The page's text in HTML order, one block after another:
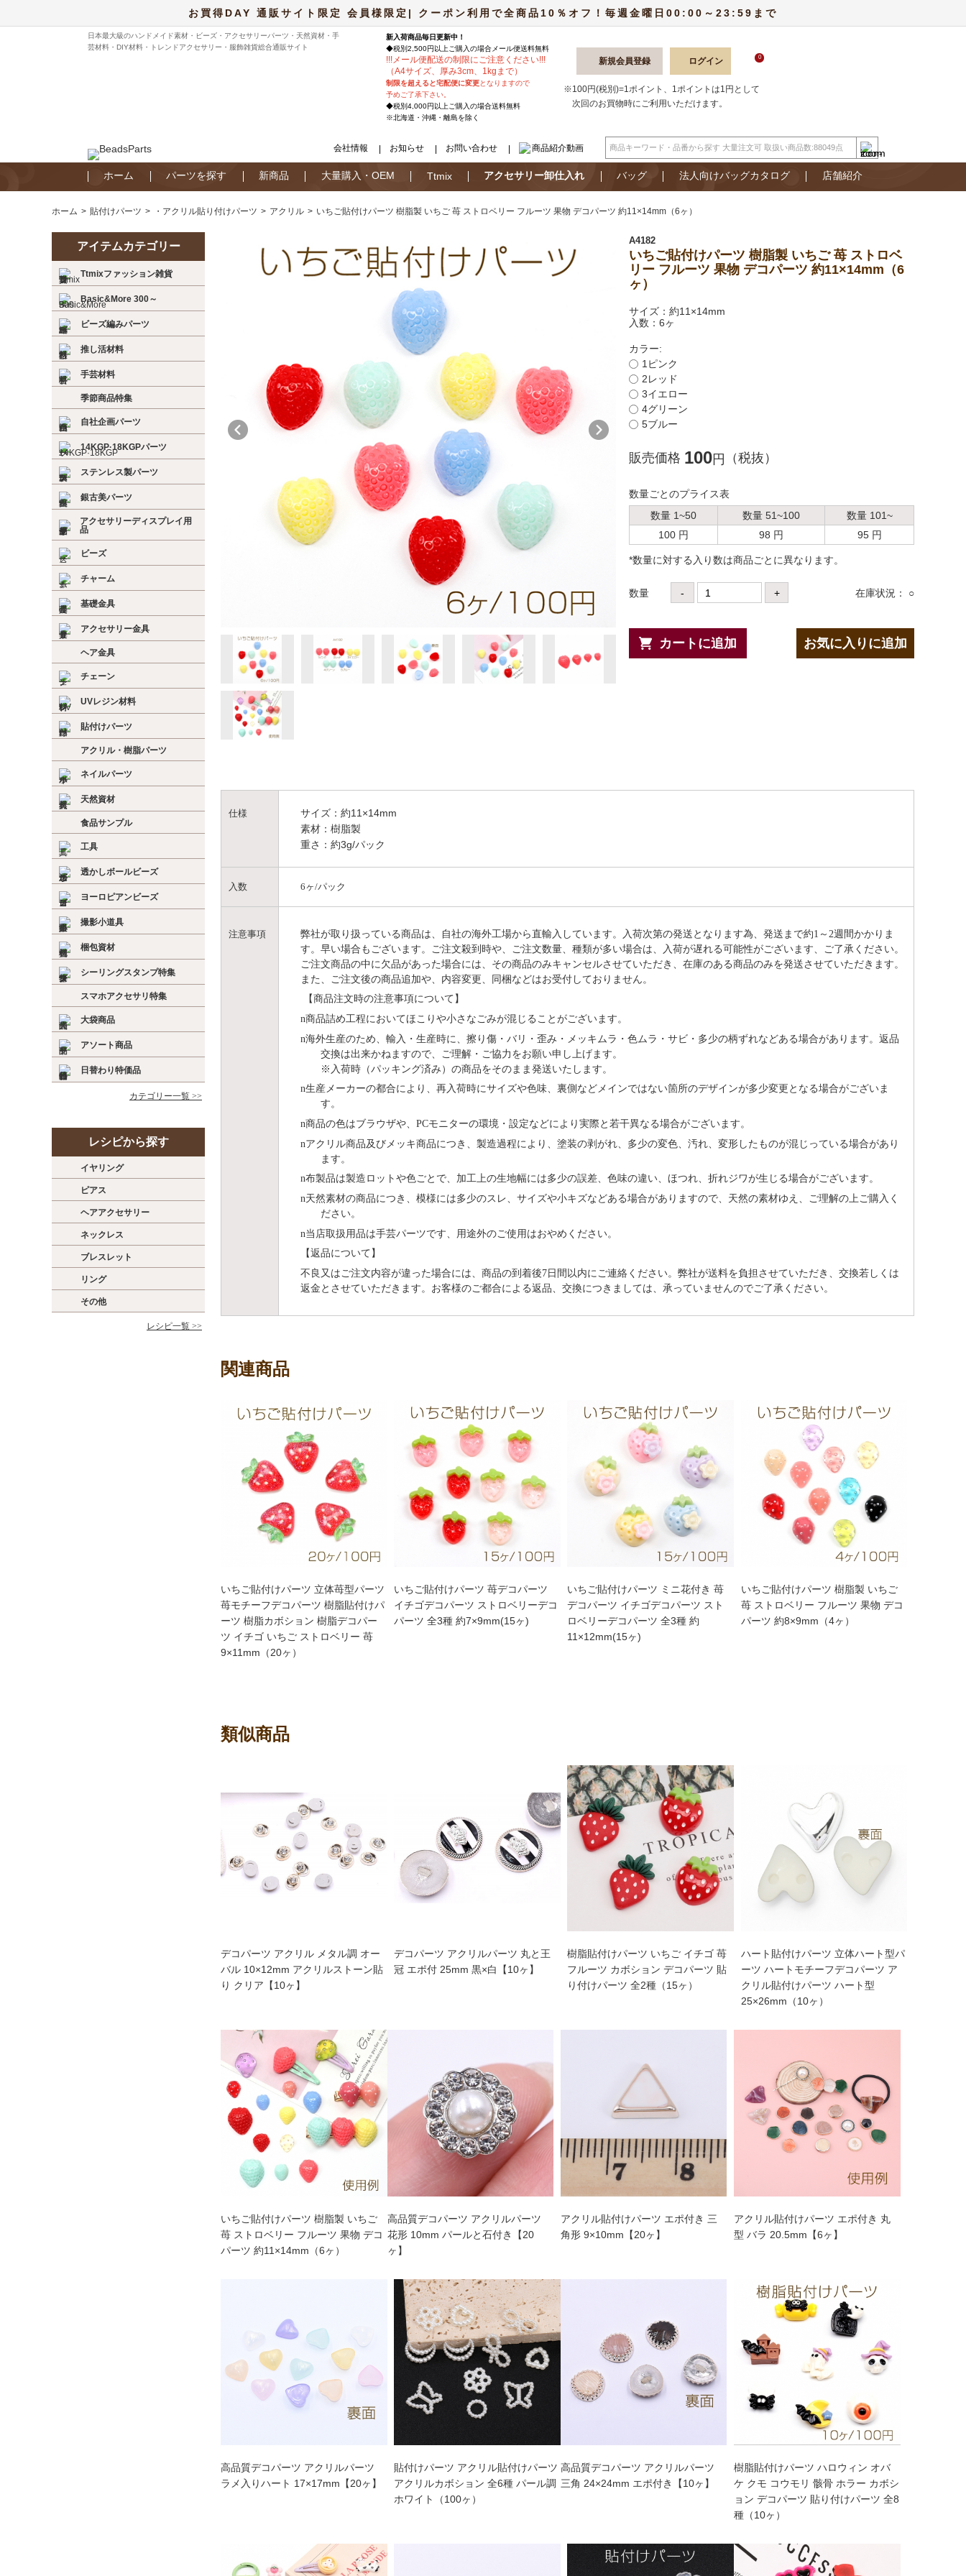
お買得DAY 通販サイト限定 会員様限定| クーポン利用で全商品10％オフ！毎週金曜日00:00～23:59まで
日本最大級のハンドメイド素材・ビーズ・アクセサリーパーツ・天然資材・手
芸材料・DIY材料・トレンドアクセサリー・服飾雑貨総合通販サイト
新入荷商品毎日更新中！
◆税別2,500円以上ご購入の場合 メール便送料無料
!!!メール便配送の制限にご注意ください!!!
（A4サイズ、厚み3cm、1kgまで）
制限を超えると宅配便に変更となりますので
予めご了承下さい。
◆税別4,000円以上ご購入の場合送料無料
※北海道・沖縄・離島を除く
新規会員登録 ログイン 0
※100円(税別)=1ポイント、1ポイントは1円として
次回のお買物時にご利用いただけます。
会社情報 お知らせ お問い合わせ 商品紹介動画
ホーム パーツを探す 新商品 大量購入・OEM Ttmix アクセサリー卸仕入れ バッグ 法人向けバッグカタログ 店舗紹介
ホーム 貼付けパーツ ・アクリル貼り付けパーツ アクリル いちご貼付けパーツ 樹脂製 いちご 苺 ストロベリー フルーツ 果物 デコパーツ 約11×14mm（6ヶ）
アイテムカテゴリー
Ttmixファッション雑貨
Basic&More 300～
ビーズ編みパーツ
推し活材料
手芸材料
季節商品特集
自社企画パーツ
14KGP·18KGPパーツ
ステンレス製パーツ
銀古美パーツ
アクセサリーディスプレイ用
品
ビーズ
チャーム
基礎金具
アクセサリー金具
ヘア金具
チェーン
UVレジン材料
貼付けパーツ
アクリル・樹脂パーツ
ネイルパーツ
天然資材
食品サンプル
工具
透かしボールビーズ
ヨーロピアンビーズ
撮影小道具
梱包資材
シーリングスタンプ特集
スマホアクセサリ特集
大袋商品
アソート商品
日替わり特価品
カテゴリー一覧 >>
レシピから探す
イヤリング
ピアス
ヘアアクセサリー
ネックレス
ブレスレット
リング
その他
レシピ一覧 >>
A4182
いちご貼付けパーツ 樹脂製 いちご 苺 ストロベ
リー フルーツ 果物 デコパーツ 約11×14mm（6
ヶ）
サイズ：約11×14mm
入数：6ヶ
カラー:
1ピンク
2レッド
3イエロー
4グリーン
5ブルー
販売価格 100円 （税抜）
数量ごとのプライス表
数量 1~50
数量 51~100
数量 101~
100 円
98 円 95 円
*数量に対する⼊り数は商品ごとに異なります。
数量 - + 在庫状況： ○
カートに追加 お気に入りに追加
仕様
サイズ：約11×14mm
素材：樹脂製
重さ：約3g/パック
入数 6ヶ/パック
注意事項 弊社が取り扱っている商品は、自社の海外工場から直輸入しています。入荷次第の発送となります為、発送まで約1～2週間かかりま
す。早い場合もございます。ご注文殺到時や、ご注文数量、種類が多い場合は、入荷が遅れる可能性がございます、ご了承ください。
ご注文商品の中に欠品があった場合には、その商品のみキャンセルさせていただき、在庫のある商品のみを発送させていただきます。
また、ご注文後の商品追加や、内容変更、同梱などはお受付しておりません。
【商品注文時の注意事項について】
n商品詰め⼯程においてほこりや⼩さなごみが混じることがございます。
n海外⽣産のため、輸⼊・⽣産時に、擦り傷・バリ・歪み・メッキムラ・色ムラ・サビ・多少の柄ずれなどある場合があります。返品
交換は出来かねますので、ご理解・ご協⼒をお願い申し上げます。
※⼊荷時（パッキング済み）の商品をそのまま発送いたします。
n⽣産メーカーの都合により、再⼊荷時にサイズや⾊味、裏側などメインではない箇所のデザインが多少変更となる場合がございま
す。
n商品の⾊はブラウザや、PCモニターの環境・設定などにより実際と若⼲異なる場合がございます。
nアクリル商品及びメッキ商品につき、製造過程により、塗装の剥がれ、多少の変色、汚れ、変形したものが混じっている場合があり
ます。
n布製品は製造ロットや色ごとで、加工上の生地幅には多少の誤差、色味の違い、ほつれ、折れジワが生じる場合がございます。
n天然素材の商品につき、模様には多少のスレ、サイズや小キズなどある場合がありますので、天然の素材ゆえ、ご理解の上ご購入く
ださい。
n当店取扱用品は⼿芸パーツです、⽤途外のご使⽤はおやめください。
【返品について】
不良又はご注文内容が違った場合には、商品の到着後7日間以内にご連絡ください。弊社が送料を負担させていただき、交換若しくは
返金とさせていただきます。お客様のご都合による返品、交換につきましては、承っていませんのでご了承ください。
関連商品
いちご貼付けパーツ 立体苺型パーツ
苺モチーフデコパーツ 樹脂貼付けパ
ーツ 樹脂カボション 樹脂デコパー
ツ イチゴ いちご ストロベリー 苺
9×11mm（20ヶ）
いちご貼付けパーツ 苺デコパーツ
イチゴデコパーツ ストロベリーデコ
パーツ 全3種 約7×9mm(15ヶ)
いちご貼付けパーツ ミニ花付き 苺
デコパーツ イチゴデコパーツ スト
ロベリーデコパーツ 全3種 約
11×12mm(15ヶ)
いちご貼付けパーツ 樹脂製 いちご
苺 ストロベリー フルーツ 果物 デコ
パーツ 約8×9mm（4ヶ）
類似商品
デコパーツ アクリル メタル調 オー
バル 10×12mm アクリルストーン貼
り クリア【10ヶ】
デコパーツ アクリルパーツ 丸と王
冠 エポ付 25mm 黒×白【10ヶ】
樹脂貼付けパーツ いちご イチゴ 苺
フルーツ カボション デコパーツ 貼
り付けパーツ 全2種（15ヶ）
ハート貼付けパーツ 立体ハート型パ
ーツ ハートモチーフデコパーツ ア
クリル貼付けパーツ ハート型
25×26mm（10ヶ）
いちご貼付けパーツ 樹脂製 いちご
苺 ストロベリー フルーツ 果物 デコ
パーツ 約11×14mm（6ヶ）
高品質デコパーツ アクリルパーツ
花形 10mm パールと石付き【20
ヶ】
アクリル貼付けパーツ エポ付き 三
角形 9×10mm【20ヶ】
アクリル貼付けパーツ エポ付き 丸
型 バラ 20.5mm【6ヶ】
高品質デコパーツ アクリルパーツ
ラメ入りハート 17×17mm【20ヶ】
貼付けパーツ アクリル貼付けパーツ
アクリルカボション 全6種 パール調
ホワイト（100ヶ）
高品質デコパーツ アクリルパーツ
三角 24×24mm エポ付き【10ヶ】
樹脂貼付けパーツ ハロウィン オバ
ケ クモ コウモリ 骸骨 ホラー カボシ
ョン デコパーツ 貼り付けパーツ 全8
種（10ヶ）